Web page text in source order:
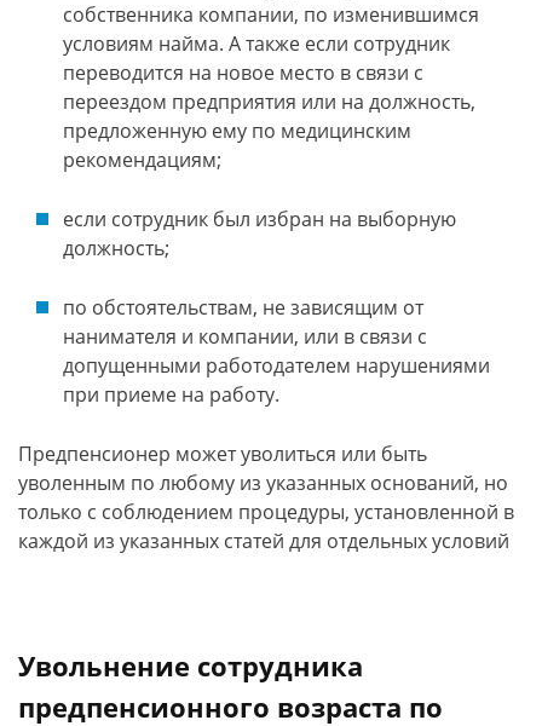
собственника компании, по изменившимся
условиям найма. А также если сотрудник
переводится на новое место в связи с
переездом предприятия или на должность,
предложенную ему по медицинским
рекомендациям;
если сотрудник был избран на выборную
должность;
по обстоятельствам, не зависящим от
нанимателя и компании, или в связи с
допущенными работодателем нарушениями
при приеме на работу.
Предпенсионер может уволиться или быть
уволенным по любому из указанных оснований, но
только с соблюдением процедуры, установленной в
каждой из указанных статей для отдельных условий
Увольнение сотрудника
предпенсионного возраста по